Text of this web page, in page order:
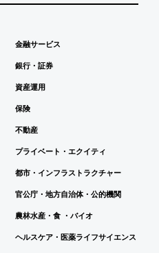
金融サービス
銀行・証券
資産運用
保険
不動産
プライベート・エクイティ
都市・インフラストラクチャー
官公庁・地方自治体・公的機関
農林水産・食 ・バイオ
ヘルスケア・医薬ライフサイエンス